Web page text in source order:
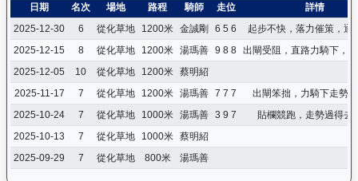
日期 名次 場地 路程 騎師 走位
詳情
2025-12-30
6 從化草地 1200米 金誠剛 6 5 6
起步不快，落力催策，逐
2025-12-15
8 從化草地 1200米 湯瑪善 9 8 8 出閘受阻，直路力騎下，
2025-12-05
10 從化草地 1200米 蔡明紹
2025-11-17
7 從化草地 1200米 湯瑪善 7 7 7
出閘笨拙，力騎下走勢
2025-10-24
7 從化草地 1000米 湯瑪善 3 9 7
貼欄競跑，走勢過得去
2025-10-13
7 從化草地 1000米 蔡明紹
2025-09-29
7 從化草地 800米 湯瑪善